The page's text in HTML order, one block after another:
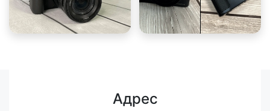
Адрес